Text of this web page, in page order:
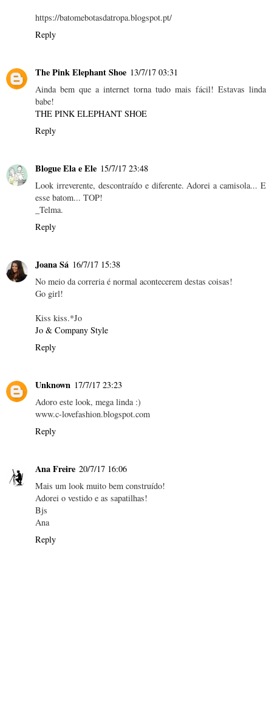
https://batomebotasdatropa.blogspot.pt/
Reply
The Pink Elephant Shoe 13/7/17 03:31
Ainda bem que a internet torna tudo mais fácil! Estavas linda
babe!
THE PINK ELEPHANT SHOE
Reply
Blogue Ela e Ele 15/7/17 23:48
Look irreverente, descontraído e diferente. Adorei a camisola... E
esse batom... TOP!
_Telma.
Reply
Joana Sá 16/7/17 15:38
No meio da correria é normal acontecerem destas coisas!
Go girl!
Kiss kiss.*Jo
Jo & Company Style
Reply
Unknown 17/7/17 23:23
Adoro este look, mega linda :)
www.c-lovefashion.blogspot.com
Reply
Ana Freire 20/7/17 16:06
Mais um look muito bem construído!
Adorei o vestido e as sapatilhas!
Bjs
Ana
Reply